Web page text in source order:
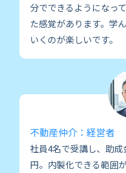
分でできるようになっ
た感覚があります。学
いくのが楽しいです。
不動産仲介：経営者
社員4名で受講し、助
円。内製化できる範囲